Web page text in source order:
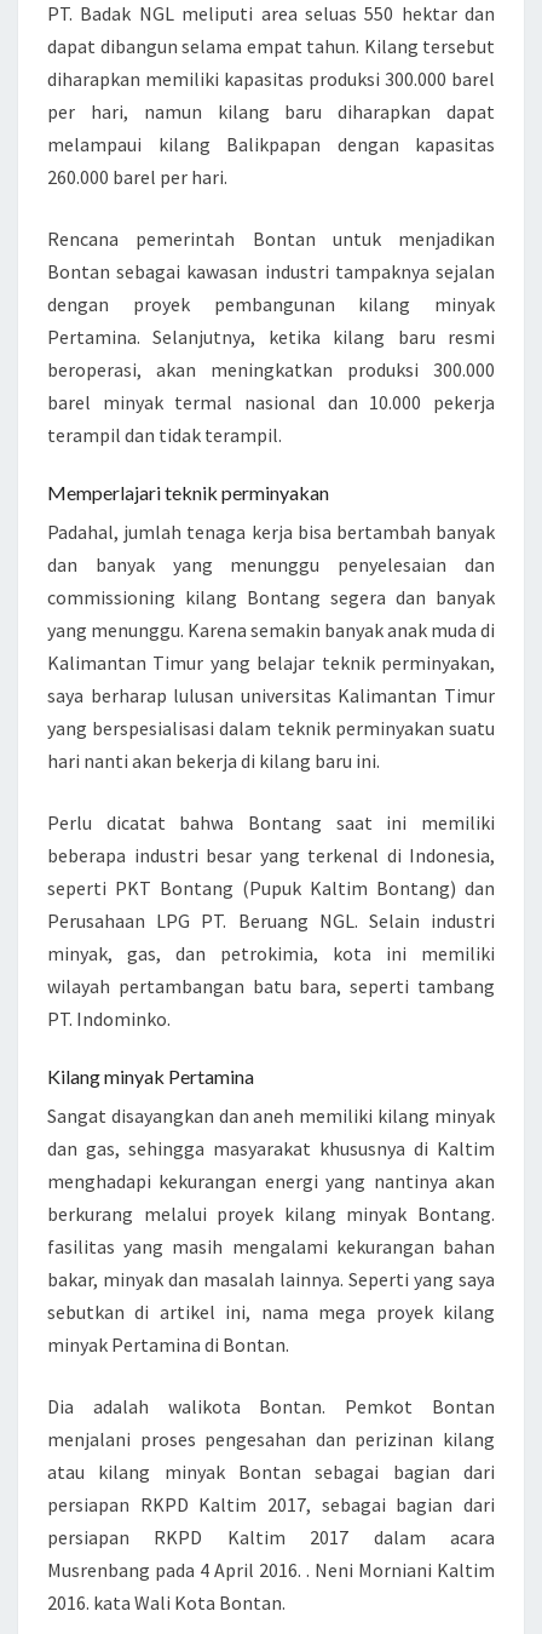
PT. Badak NGL meliputi area seluas 550 hektar dan
dapat dibangun selama empat tahun. Kilang tersebut
diharapkan memiliki kapasitas produksi 300.000 barel
per hari, namun kilang baru diharapkan dapat
melampaui kilang Balikpapan dengan kapasitas
260.000 barel per hari.
Rencana pemerintah Bontan untuk menjadikan
Bontan sebagai kawasan industri tampaknya sejalan
dengan proyek pembangunan kilang minyak
Pertamina. Selanjutnya, ketika kilang baru resmi
beroperasi, akan meningkatkan produksi 300.000
barel minyak termal nasional dan 10.000 pekerja
terampil dan tidak terampil.
Memperlajari teknik perminyakan
Padahal, jumlah tenaga kerja bisa bertambah banyak
dan banyak yang menunggu penyelesaian dan
commissioning kilang Bontang segera dan banyak
yang menunggu. Karena semakin banyak anak muda di
Kalimantan Timur yang belajar teknik perminyakan,
saya berharap lulusan universitas Kalimantan Timur
yang berspesialisasi dalam teknik perminyakan suatu
hari nanti akan bekerja di kilang baru ini.
Perlu dicatat bahwa Bontang saat ini memiliki
beberapa industri besar yang terkenal di Indonesia,
seperti PKT Bontang (Pupuk Kaltim Bontang) dan
Perusahaan LPG PT. Beruang NGL. Selain industri
minyak, gas, dan petrokimia, kota ini memiliki
wilayah pertambangan batu bara, seperti tambang
PT. Indominko.
Kilang minyak Pertamina
Sangat disayangkan dan aneh memiliki kilang minyak
dan gas, sehingga masyarakat khususnya di Kaltim
menghadapi kekurangan energi yang nantinya akan
berkurang melalui proyek kilang minyak Bontang.
fasilitas yang masih mengalami kekurangan bahan
bakar, minyak dan masalah lainnya. Seperti yang saya
sebutkan di artikel ini, nama mega proyek kilang
minyak Pertamina di Bontan.
Dia adalah walikota Bontan. Pemkot Bontan
menjalani proses pengesahan dan perizinan kilang
atau kilang minyak Bontan sebagai bagian dari
persiapan RKPD Kaltim 2017, sebagai bagian dari
persiapan RKPD Kaltim 2017 dalam acara
Musrenbang pada 4 April 2016. . Neni Morniani Kaltim
2016. kata Wali Kota Bontan.